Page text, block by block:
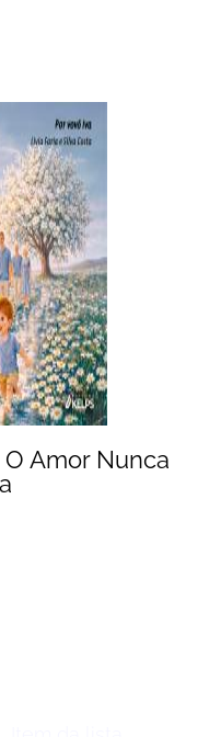
Amor Nunca